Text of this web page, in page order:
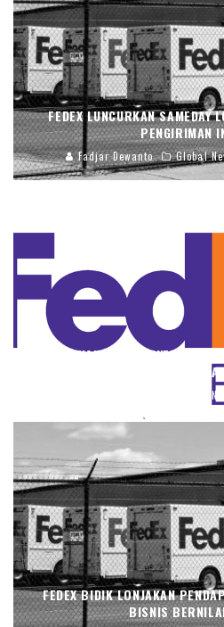
FEDEX LUNCURKAN SAMEDAY
PENGIRIMAN
Fadjar Dewanto Global
FEDEX NAIKKAN PROYEKSI
Global
FEDEX BIDIK LONJAKAN
BISNIS